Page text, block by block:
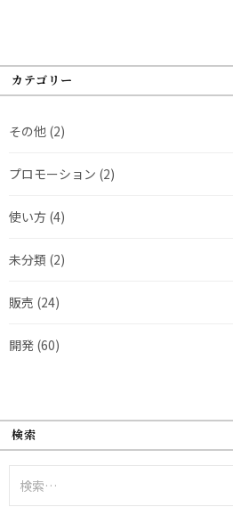
カテゴリー
その他 (2)
プロモーション (2)
使い方 (4)
未分類 (2)
販売 (24)
開発 (60)
検索
索: